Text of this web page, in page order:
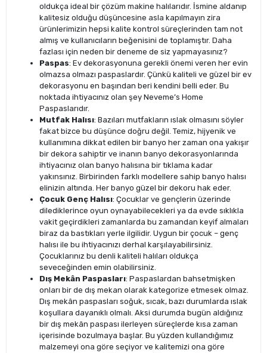
oldukça ideal bir çözüm makine halılarıdır. İsmine aldanıp
kalitesiz olduğu düşüncesine asla kapılmayın zira
ürünlerimizin hepsi kalite kontrol süreçlerinden tam not
almış ve kullanıcıların beğenisini de toplamıştır. Daha
fazlası için neden bir deneme de siz yapmayasınız?
Paspas: Ev dekorasyonuna gerekli önemi veren her evin
olmazsa olmazı paspaslardır. Çünkü kaliteli ve güzel bir ev
dekorasyonu en başından beri kendini belli eder. Bu
noktada ihtiyacınız olan şey Neveme’s Home
Paspaslarıdır.
Mutfak Halısı: Bazıları mutfakların ıslak olmasını söyler
fakat bizce bu düşünce doğru değil. Temiz, hijyenik ve
kullanımına dikkat edilen bir banyo her zaman ona yakışır
bir dekora sahiptir ve inanın banyo dekorasyonlarında
ihtiyacınız olan banyo halısına bir tıklama kadar
yakınsınız. Birbirinden farklı modellere sahip banyo halısı
elinizin altında. Her banyo güzel bir dekoru hak eder.
Çocuk Genç Halısı: Çocuklar ve gençlerin üzerinde
dilediklerince oyun oynayabilecekleri ya da evde sıklıkla
vakit geçirdikleri zamanlarda bu zamandan keyif almaları
biraz da bastıkları yerle ilgilidir. Uygun bir çocuk – genç
halısı ile bu ihtiyacınızı derhal karşılayabilirsiniz.
Çocuklarınız bu denli kaliteli halıları oldukça
seveceğinden emin olabilirsiniz.
Dış Mekân Paspasları: Paspaslardan bahsetmişken
onları bir de dış mekan olarak kategorize etmesek olmaz.
Dış mekân paspasları soğuk, sıcak, bazı durumlarda ıslak
koşullara dayanıklı olmalı. Aksi durumda bugün aldığınız
bir dış mekân paspası ilerleyen süreçlerde kısa zaman
içerisinde bozulmaya başlar. Bu yüzden kullandığımız
malzemeyi ona göre seçiyor ve kalitemizi ona göre